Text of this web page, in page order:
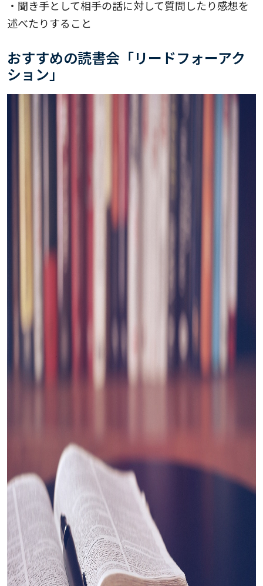
・聞き手として相手の話に対して質問したり感想を
述べたりすること
おすすめの読書会「リードフォーアク
ション」